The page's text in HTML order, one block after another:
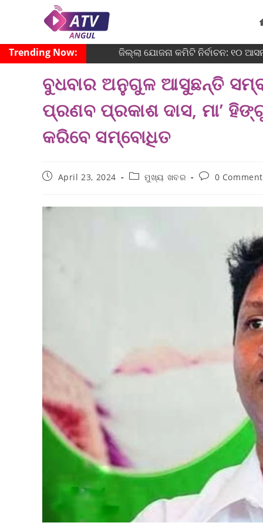
Trending Now: ଜିଲ୍ଲା ଯୋଜନା କମିଟି ନିର୍ବାଚନ: ୧୦
ବୁଧବାର ଅନୁଗୁଳ ଆସୁଛନ୍ତି
ପ୍ରଣବ ପ୍ରକାଶ ଦାସ, ମା’
କରିବେ ସମ୍ବୋଧିତ
April 23, 2024 ମୁଖ୍ୟ ଖବର 0